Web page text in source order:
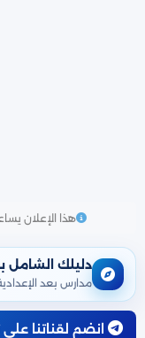
هذا الإعلان
دليلك الشامل
مدارس بعد
انضم لقناتنا على